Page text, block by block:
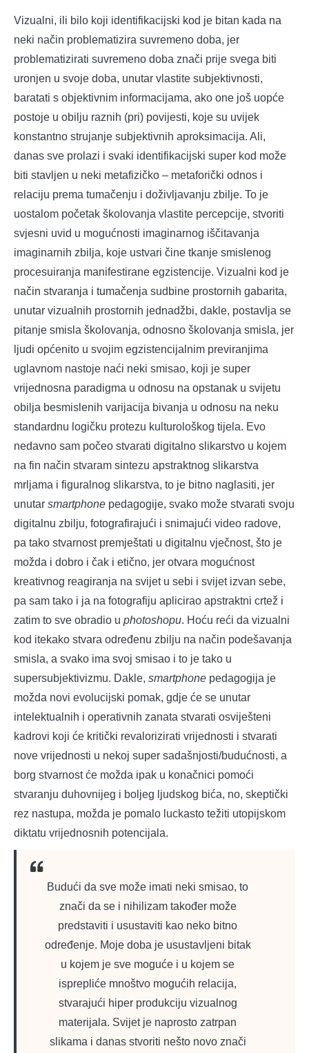
Vizualni, ili bilo koji identifikacijski kod je bitan kada na
neki način problematizira suvremeno doba, jer
problematizirati suvremeno doba znači prije svega biti
uronjen u svoje doba, unutar vlastite subjektivnosti,
baratati s objektivnim informacijama, ako one još uopće
postoje u obilju raznih (pri) povijesti, koje su uvijek
konstantno strujanje subjektivnih aproksimacija. Ali,
danas sve prolazi i svaki identifikacijski super kod može
biti stavljen u neki metafizičko – metaforički odnos i
relaciju prema tumačenju i doživljavanju zbilje. To je
uostalom početak školovanja vlastite percepcije, stvoriti
svjesni uvid u mogućnosti imaginarnog iščitavanja
imaginarnih zbilja, koje ustvari čine tkanje smislenog
procesuiranja manifestirane egzistencije. Vizualni kod je
način stvaranja i tumačenja sudbine prostornih gabarita,
unutar vizualnih prostornih jednadžbi, dakle, postavlja se
pitanje smisla školovanja, odnosno školovanja smisla, jer
ljudi općenito u svojim egzistencijalnim previranjima
uglavnom nastoje naći neki smisao, koji je super
vrijednosna paradigma u odnosu na opstanak u svijetu
obilja besmislenih varijacija bivanja u odnosu na neku
standardnu logičku protezu kulturološkog tijela. Evo
nedavno sam počeo stvarati digitalno slikarstvo u kojem
na fin način stvaram sintezu apstraktnog slikarstva
mrljama i figuralnog slikarstva, to je bitno naglasiti, jer
unutar smartphone pedagogije, svako može stvarati svoju
digitalnu zbilju, fotografirajući i snimajući video radove,
pa tako stvarnost premještati u digitalnu vječnost, što je
možda i dobro i čak i etično, jer otvara mogućnost
kreativnog reagiranja na svijet u sebi i svijet izvan sebe,
pa sam tako i ja na fotografiju aplicirao apstraktni crtež i
zatim to sve obradio u photoshopu. Hoću reći da vizualni
kod itekako stvara određenu zbilju na način podešavanja
smisla, a svako ima svoj smisao i to je tako u
supersubjektivizmu. Dakle, smartphone pedagogija je
možda novi evolucijski pomak, gdje će se unutar
intelektualnih i operativnih zanata stvarati osviješteni
kadrovi koji će kritički revalorizirati vrijednosti i stvarati
nove vrijednosti u nekoj super sadašnjosti/budućnosti, a
borg stvarnost će možda ipak u konačnici pomoći
stvaranju duhovnijeg i boljeg ljudskog bića, no, skeptički
rez nastupa, možda je pomalo luckasto težiti utopijskom
diktatu vrijednosnih potencijala.
Budući da sve može imati neki smisao, to
znači da se i nihilizam također može
predstaviti i usustaviti kao neko bitno
određenje. Moje doba je usustavljeni bitak
u kojem je sve moguće i u kojem se
isprepliće mnoštvo mogućih relacija,
stvarajući hiper produkciju vizualnog
materijala. Svijet je naprosto zatrpan
slikama i danas stvoriti nešto novo znači